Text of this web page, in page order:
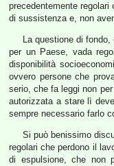
precedentemente
di sussistenza e, non
La questione di
per un Paese, vada
disponibilità
ovvero persone che
serio, che fa leggi non
autorizzata a stare lì
sempre necessario farlo
Si può benissimo
regolari che perdono il
di espulsione, che non